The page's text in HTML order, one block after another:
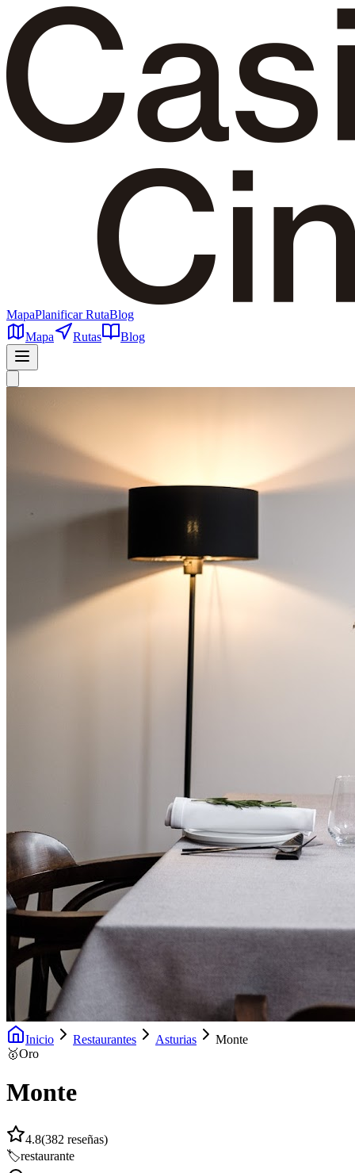
MapaPlanificar RutaBlog
Mapa
Rutas Blog
Inicio Restaurantes Asturias
Monte
🥇Oro
Monte
4.8(382 reseñas)
🏷️restaurante